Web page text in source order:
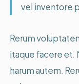
vel inventore
Rerum
itaque facere et.
harum autem.